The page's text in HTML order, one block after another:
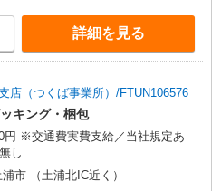
詳細を見る
（つくば事業所）/FTUN106576
キング・梱包
円 ※交通費実費支給／当社規定あ
し
市 （土浦北IC近く）